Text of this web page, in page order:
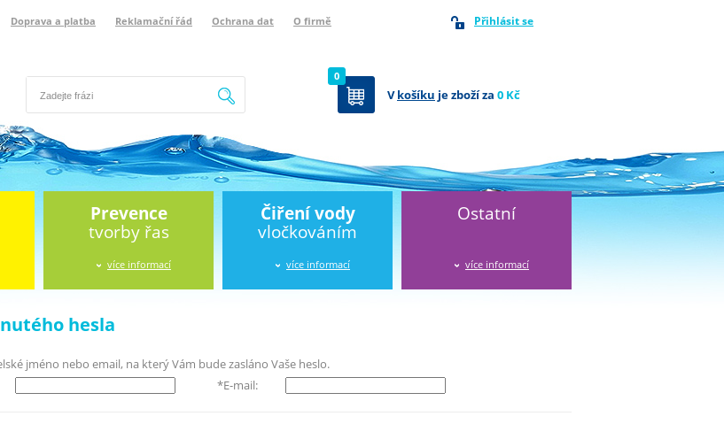
Doprava a platba Reklamační řád Ochrana dat O firmě Přihlásit se
Hledat
Vkošíku je zboží za 0 Kč
0
Prevence
tvorby řas
více informací
Čiření vody
vločkováním
více informací
Ostatní
více informací
hesla
jméno nebo email, na který Vám bude zasláno Vaše heslo.
*E-mail: